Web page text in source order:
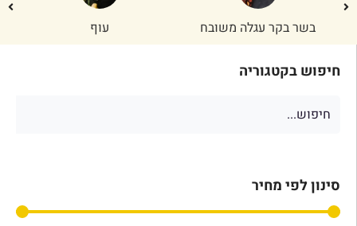
בשר בקר עגלה משובח עוף
חיפוש בקטגוריה
סינון לפי מחיר